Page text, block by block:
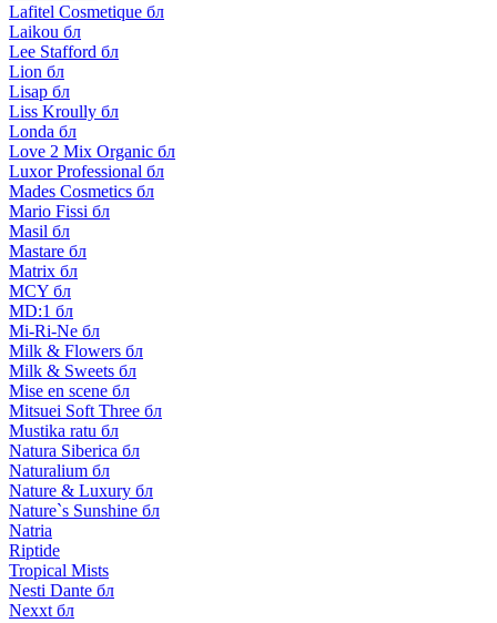
Lafitel Cosmetique бл
Laikou бл
Lee Stafford бл
Lion бл
Lisap бл
Liss Kroully бл
Londa бл
Love 2 Mix Organic бл
Luxor Professional бл
Mades Cosmetics бл
Mario Fissi бл
Masil бл
Mastare бл
Matrix бл
MCY бл
MD:1 бл
Mi-Ri-Ne бл
Milk & Flowers бл
Milk & Sweets бл
Mise en scene бл
Mitsuei Soft Three бл
Mustika ratu бл
Natura Siberica бл
Naturalium бл
Nature & Luxury бл
Nature`s Sunshine бл
Natria
Riptide
Tropical Mists
Nesti Dante бл
Nexxt бл